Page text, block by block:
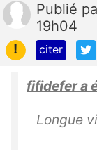
Publié
19h04
!
citer
fifidefer a
Longue